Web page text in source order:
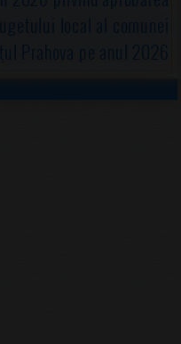
local al comunei
Prahova pe anul 2026